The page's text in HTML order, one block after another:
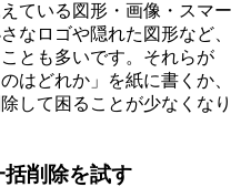
ている図形・画像・スマー
なロゴや隠れた図形など、
とも多いです。それらが
はどれか」を紙に書くか、
して困ることが少なくなり
削除を試す